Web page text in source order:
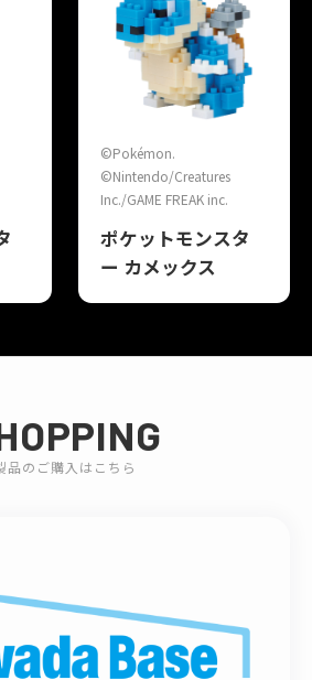
©Pokémon.
©Nintendo/Creatures
Inc./GAME FREAK inc.
ポケットモンスタ
ー カメックス
品のご購入はこちら